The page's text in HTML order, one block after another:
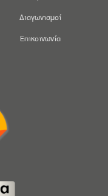
Διαγωνισμοί
Επικοινωνία